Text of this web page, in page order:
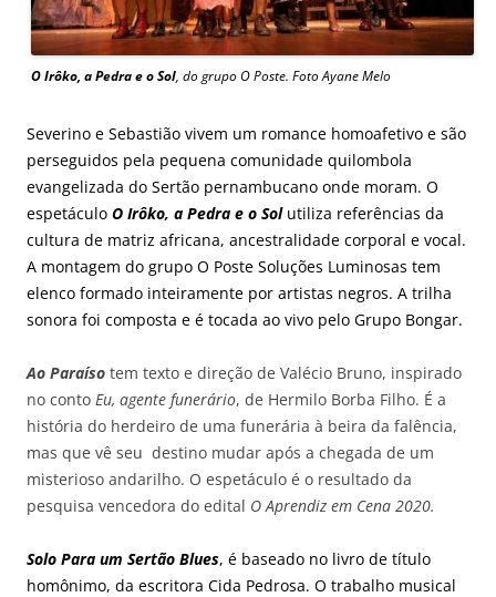
O Irôko, a Pedra e o Sol, do grupo O Poste. Foto Ayane Melo
Severino e Sebastião vivem um romance homoafetivo e são
perseguidos pela pequena comunidade quilombola
evangelizada do Sertão pernambucano onde moram. O
espetáculo O Irôko, a Pedra e o Solutiliza referências da
cultura de matriz africana, ancestralidade corporal e vocal.
A montagem do grupo O Poste Soluções Luminosas tem
elenco formado inteiramente por artistas negros. A trilha
sonora foi composta e é tocada ao vivo pelo Grupo Bongar.
Ao Paraíso tem texto e direção de Valécio Bruno, inspirado
no conto Eu, agente funerário, de Hermilo Borba Filho. É a
história do herdeiro de uma funerária à beira da falência,
mas que vê seu destino mudar após a chegada de um
misterioso andarilho. O espetáculo é o resultado da
pesquisa vencedora do edital O Aprendiz em Cena 2020.
Solo Para um Sertão Blues, é baseado no livro de título
homônimo, da escritora Cida Pedrosa. O trabalho musical